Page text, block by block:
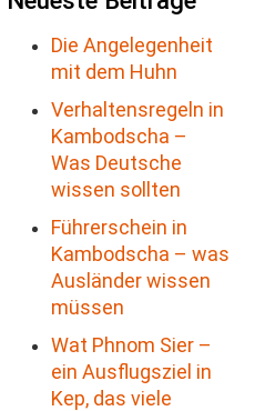
Die Angelegenheit
mit dem Huhn
Verhaltensregeln in
Kambodscha –
Was Deutsche
wissen sollten
Führerschein in
Kambodscha – was
Ausländer wissen
müssen
Wat Phnom Sier –
ein Ausflugsziel in
Kep, das viele